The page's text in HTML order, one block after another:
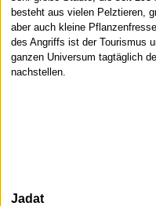
besteht aus vielen Pelztieren,
aber auch kleine
des Angriffs ist der Tourismus
ganzen Universum tagtäglich
nachstellen.
Jadat